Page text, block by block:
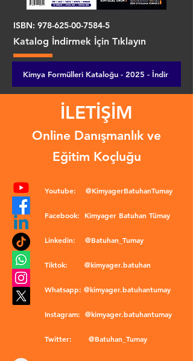
ISBN: 978-625-00-7584-5
Katalog İndirmek İçin Tıklayın
Kimya Formülleri Kataloğu - 2025 - İndir
İLETİŞİM
Online Danışmanlık ve
Eğitim Koçluğu
Youtube: @KimyagerBatuhanTumay
Facebook: Kimyager Batuhan Tümay
Linkedin: @Batuhan_Tumay
Tiktok: @kimyager.batuhan
Whatsapp: @kimyager.batuhantumay
Instagram: @kimyager.batuhantumay
Twitter: @Batuhan_Tumay